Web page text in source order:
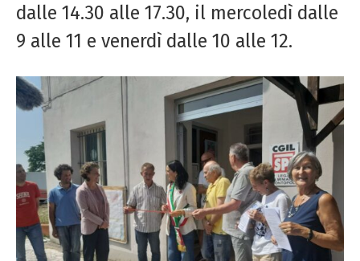
dalle 14.30 alle 17.30, il mercoledì dalle
9 alle 11 e venerdì dalle 10 alle 12.